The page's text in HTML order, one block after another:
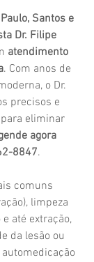
Santos e
Dr. Filipe
atendimento
. Com anos de
o Dr.
precisos e
eliminar
agora
8847.
comuns
limpeza
até extração,
da lesão ou